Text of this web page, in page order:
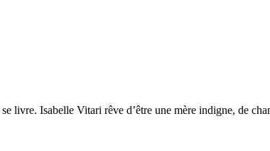
livre. Isabelle Vitari rêve d’être une mère indigne, de